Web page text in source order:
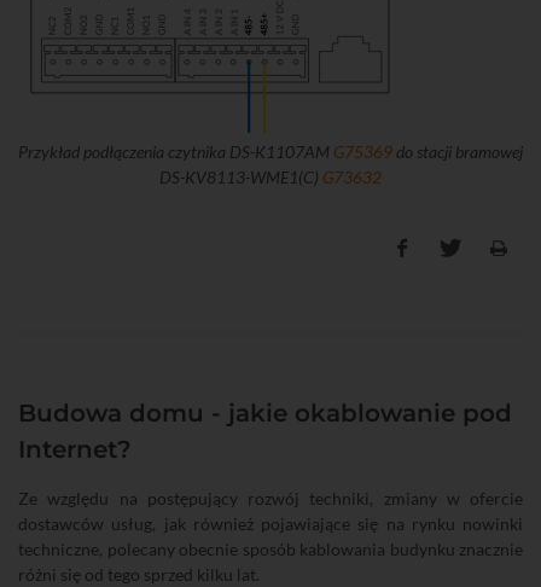
Przykład podłączenia czytnika DS-K1107AM G75369 do stacji bramowej
DS-KV8113-WME1(C) G73632
Budowa domu - jakie okablowanie pod
Internet?
Ze względu na postępujący rozwój techniki, zmiany w ofercie
dostawców usług, jak również pojawiające się na rynku nowinki
techniczne, polecany obecnie sposób kablowania budynku znacznie
różni się od tego sprzed kilku lat.